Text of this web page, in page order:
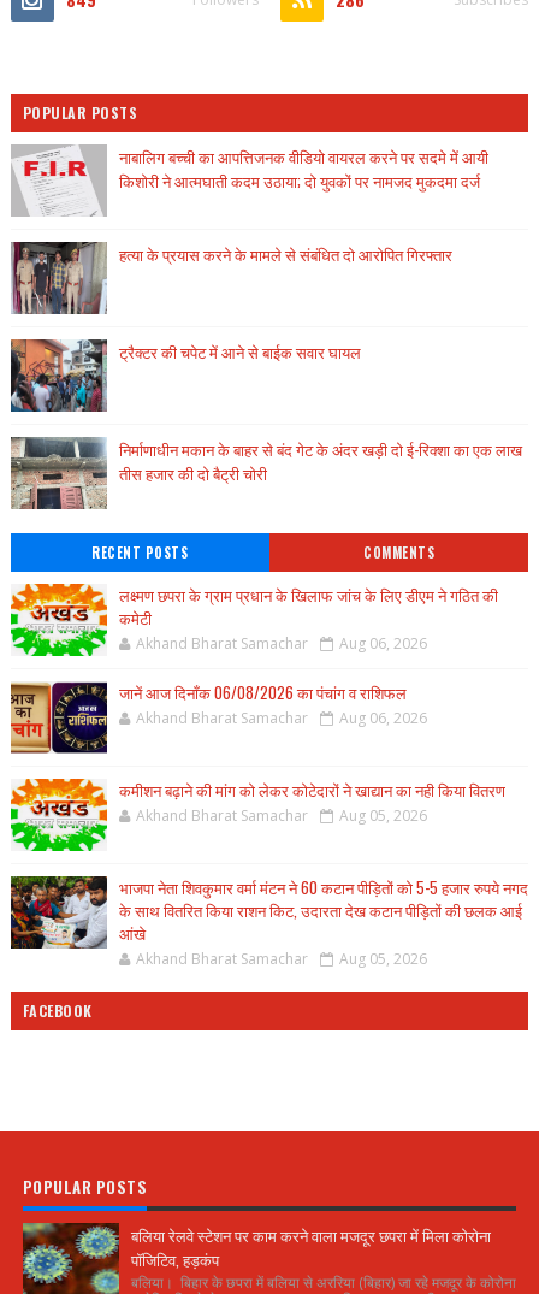
POPULAR POSTS
नाबालिग बच्ची का आपत्तिजनक वीडियो वायरल करने पर सदमे में आयी
किशोरी ने आत्मघाती कदम उठाया; दो युवकों पर नामजद मुकदमा दर्ज
हत्या के प्रयास करने के मामले से संबंधित दो आरोपित गिरफ्तार
ट्रैक्टर की चपेट में आने से बाईक सवार घायल
निर्माणाधीन मकान के बाहर से बंद गेट के अंदर खड़ी दो ई-रिक्शा का एक लाख
तीस हजार की दो बैट्री चोरी
RECENT POSTS COMMENTS
लक्ष्मण छपरा के ग्राम प्रधान के खिलाफ जांच के लिए डीएम ने गठित की
कमेटी
Akhand Bharat Samachar Aug 06, 2026
जानें आज दिनाँक 06/08/2026 का पंचांग व राशिफल
Akhand Bharat Samachar Aug 06, 2026
कमीशन बढ़ाने की मांग को लेकर कोटेदारों ने खाद्यान का नही किया वितरण
Akhand Bharat Samachar Aug 05, 2026
भाजपा नेता शिवकुमार वर्मा मंटन ने 60 कटान पीड़ितों को 5-5 हजार रुपये नगद
के साथ वितरित किया राशन किट, उदारता देख कटान पीड़ितों की छलक आई
आंखे
Akhand Bharat Samachar Aug 05, 2026
FACEBOOK
POPULAR POSTS
बलिया रेलवे स्टेशन पर काम करने वाला मजदूर छपरा में मिला कोरोना
पॉजिटिव, हड़कंप
बलिया। बिहार के छपरा में बलिया से अररिया (बिहार) जा रहे मजदूर के कोरोना